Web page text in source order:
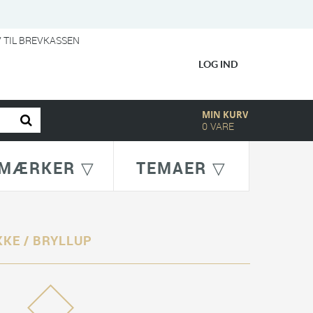
TIL BREVKASSEN
LOG IND
MIN KURV
0 VARE
▽ TEMAER ▽
/ BRYLLUP